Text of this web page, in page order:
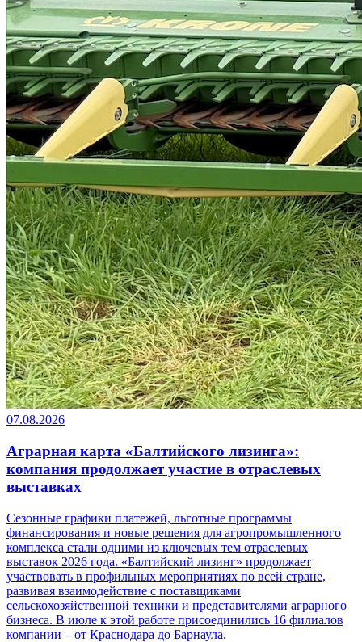
07.08.2026
Аграрная карта «Балтийского лизинга»:
компания продолжает участие в отраслевых
выставках
Сезонные графики платежей, льготные программы
финансирования и новые решения для агропромышленного
комплекса стали одними из ключевых тем отраслевых
выставок 2026 года. «Балтийский лизинг» продолжает
участвовать в профильных мероприятиях по всей стране,
развивая взаимодействие с поставщиками
сельскохозяйственной техники и представителями аграрного
бизнеса. В июле к этой работе присоединились 16 филиалов
компании – от Краснодара до Барнаула.